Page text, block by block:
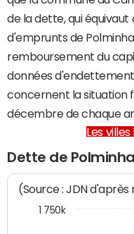
de la dette, qui
d'emprunts de
remboursement du
données
concernent la situation
décembre de chaque
Les
Dette de
(Source : JDN
1 750k